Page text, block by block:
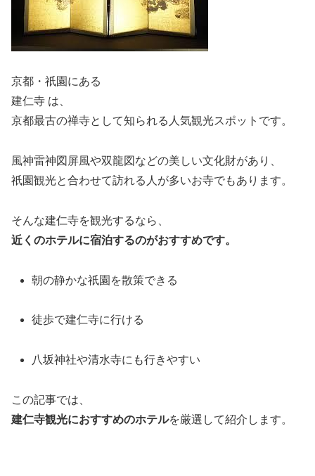
京都・祇園にある
建仁寺 は、
京都最古の禅寺として知られる人気観光スポットです。
風神雷神図屏風や双龍図などの美しい文化財があり、
祇園観光と合わせて訪れる人が多いお寺でもあります。
そんな建仁寺を観光するなら、
近くのホテルに宿泊するのがおすすめです。
朝の静かな祇園を散策できる
徒歩で建仁寺に行ける
八坂神社や清水寺にも行きやすい
この記事では、
建仁寺観光におすすめのホテルを厳選して紹介します。